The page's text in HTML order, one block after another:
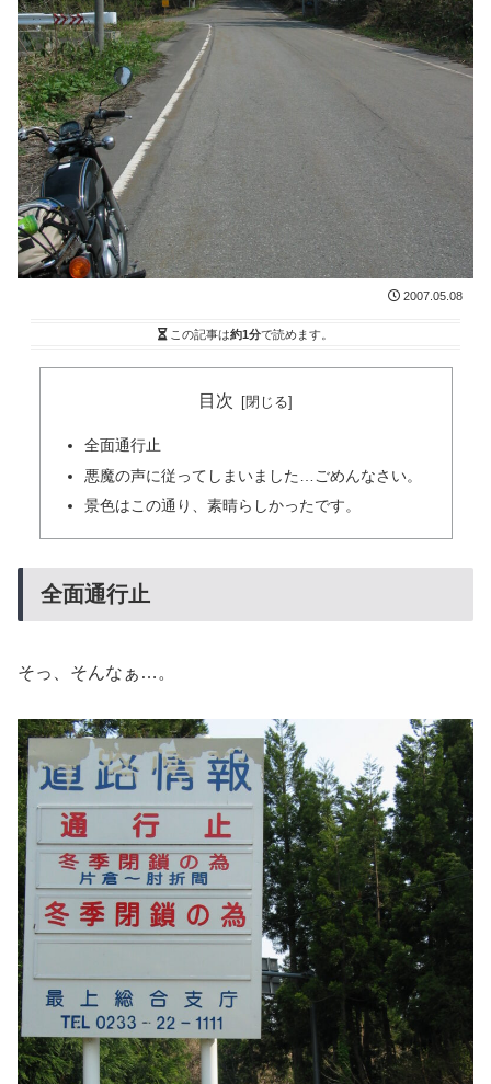
2007.05.08
この記事は約1分で読めます。
目次
全面通行止
悪魔の声に従ってしまいました…ごめんなさい。
景色はこの通り、素晴らしかったです。
全面通行止
そっ、そんなぁ…。